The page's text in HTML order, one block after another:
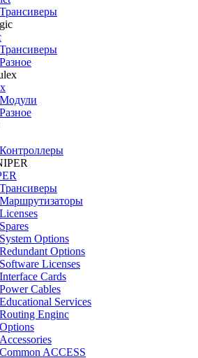
Трансиверы
Трансиверы
Разное
Модули
Разное
Контроллеры
Трансиверы
Маршрутизаторы
Licenses
Spares
System Options
Redundant Options
Software Licenses
Interface Cards
Power Cables
Educational Services
Routing Enginc
Options
Accessories
Common ACCESS